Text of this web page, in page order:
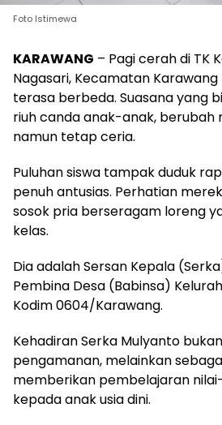
Foto Istimewa
KARAWANG – Pagi cerah di TK
Nagasari, Kecamatan
terasa berbeda. Suasana yang
riuh canda anak-anak, berubah
namun tetap ceria.
Puluhan siswa tampak duduk
penuh antusias. Perhatian
sosok pria berseragam loreng
kelas.
Dia adalah Sersan Kepala
Pembina Desa (Babinsa)
Kodim 0604/Karawang.
Kehadiran Serka Mulyanto
pengamanan, melainkan
memberikan pembelajaran
kepada anak usia dini.